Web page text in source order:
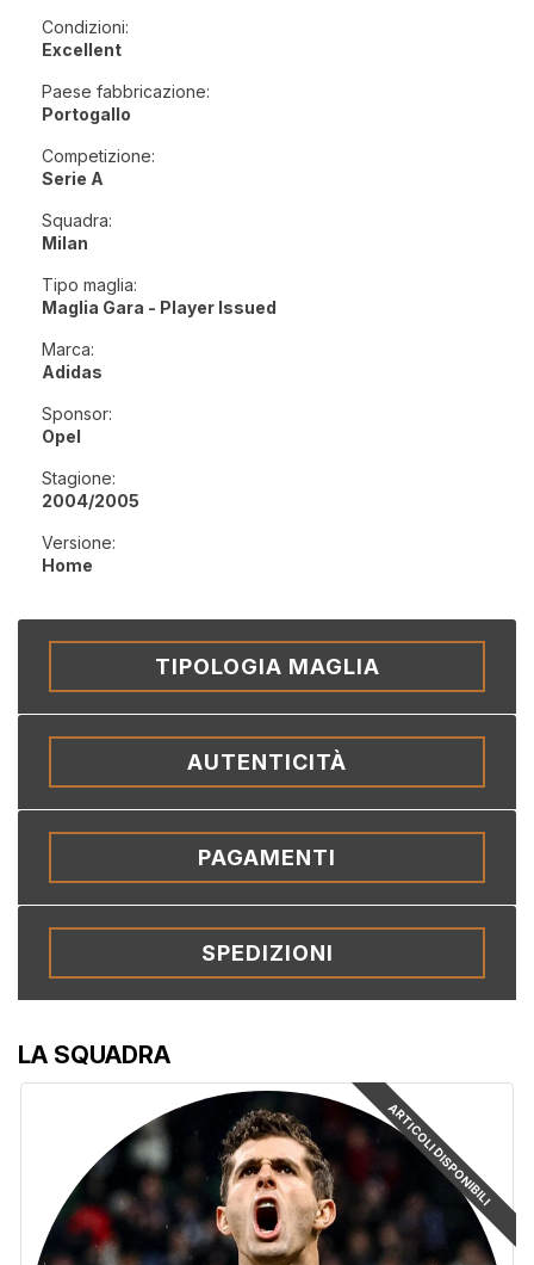
LA SQUADRA
ARTICOLI DISPONIBILI
Condizioni:
Excellent
Paese fabbricazione:
Portogallo
Competizione:
Serie A
Squadra:
Milan
Tipo maglia:
Maglia Gara - Player Issued
Marca:
Adidas
Sponsor:
Opel
Stagione:
2004/2005
Versione:
Home
TIPOLOGIA MAGLIA
AUTENTICITÀ
PAGAMENTI
SPEDIZIONI